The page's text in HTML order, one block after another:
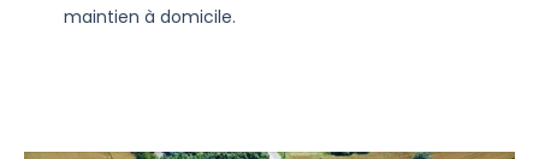
maintien à domicile.